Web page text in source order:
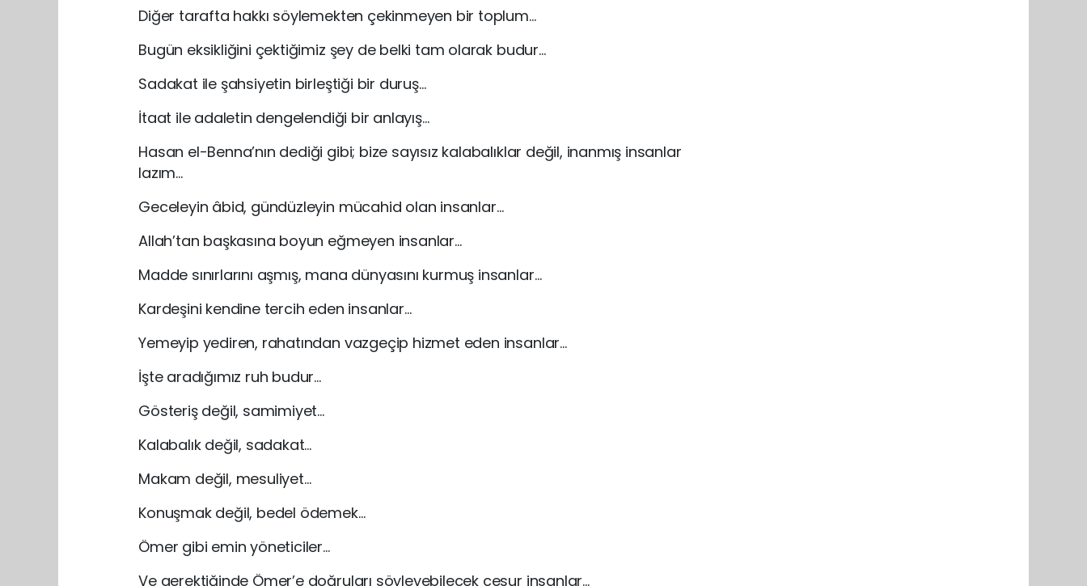
Diğer tarafta hakkı söylemekten çekinmeyen bir toplum…
Bugün eksikliğini çektiğimiz şey de belki tam olarak budur…
Sadakat ile şahsiyetin birleştiği bir duruş…
İtaat ile adaletin dengelendiği bir anlayış…
Hasan el-Benna’nın dediği gibi; bize sayısız kalabalıklar değil, inanmış insanlar
lazım…
Geceleyin âbid, gündüzleyin mücahid olan insanlar…
Allah’tan başkasına boyun eğmeyen insanlar…
Madde sınırlarını aşmış, mana dünyasını kurmuş insanlar…
Kardeşini kendine tercih eden insanlar…
Yemeyip yediren, rahatından vazgeçip hizmet eden insanlar…
İşte aradığımız ruh budur…
Gösteriş değil, samimiyet…
Kalabalık değil, sadakat…
Makam değil, mesuliyet…
Konuşmak değil, bedel ödemek…
Ömer gibi emin yöneticiler…
Ve gerektiğinde Ömer’e doğruları söyleyebilecek cesur insanlar…